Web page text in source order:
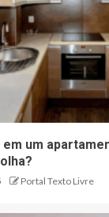
um
Portal Texto Livre